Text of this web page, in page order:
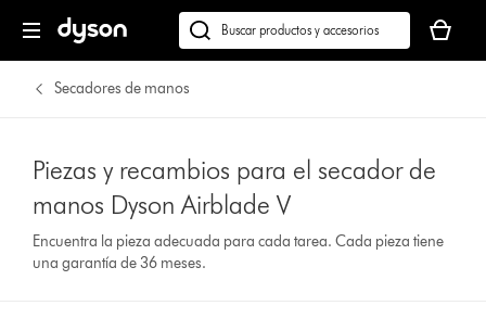
Buscar
en
dyson.es
cesta
está
Secadores de manos
Piezas y recambios para el secador de
manos Dyson Airblade V
Encuentra la pieza adecuada para cada tarea. Cada pieza tiene
una garantía de 36 meses.